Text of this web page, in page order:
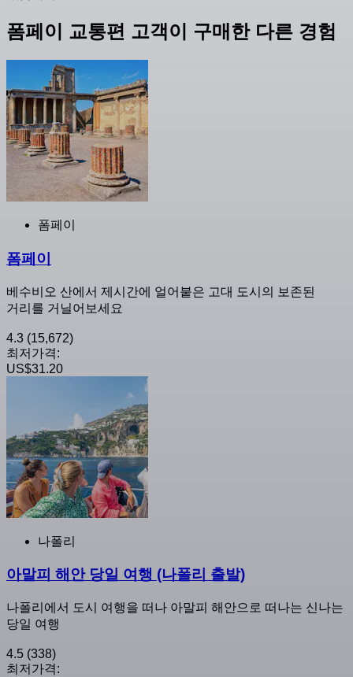
폼페이 교통편 고객이 구매한 다른 경험
폼페이
폼페이
베수비오 산에서 제시간에 얼어붙은 고대 도시의 보존된
거리를 거닐어보세요
4.3 (15,672)
최저가격:
US$31.20
나폴리
아말피 해안 당일 여행 (나폴리 출발)
나폴리에서 도시 여행을 떠나 아말피 해안으로 떠나는 신나는
당일 여행
4.5 (338)
최저가격: